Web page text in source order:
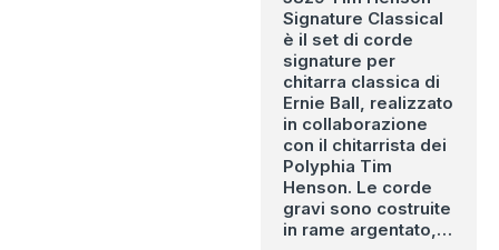
Signature Classical
è il set di corde
signature per
chitarra classica di
Ernie Ball, realizzato
in collaborazione
con il chitarrista dei
Polyphia Tim
Henson. Le corde
gravi sono costruite
in rame argentato,…